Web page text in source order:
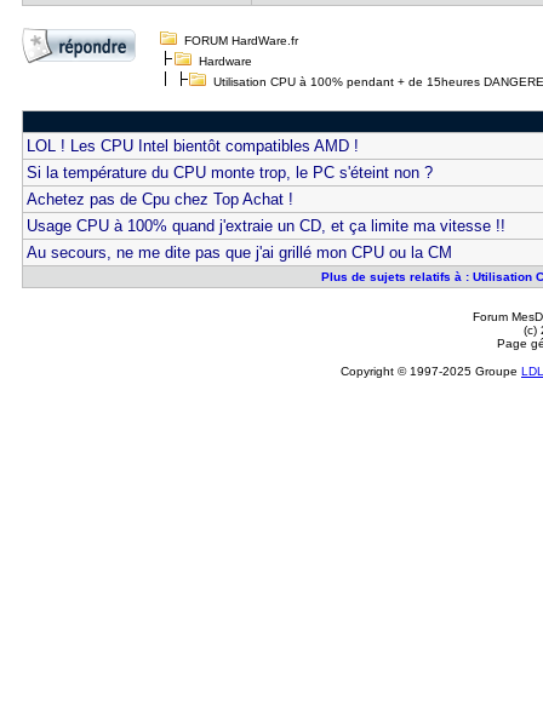
FORUM HardWare.fr
Hardware
Utilisation CPU à 100% pendant + de 15heures
LOL ! Les CPU Intel bientôt compatibles AMD !
Si la température du CPU monte trop, le PC s'éteint non ?
Achetez pas de Cpu chez Top Achat !
Usage CPU à 100% quand j'extraie un CD, et ça limite ma vitesse !!
Au secours, ne me dite pas que j'ai grillé mon CPU ou la CM
Plus de sujets relatifs à : Utilisation
Forum
(c)
Page
Copyright © 1997-2025 Groupe